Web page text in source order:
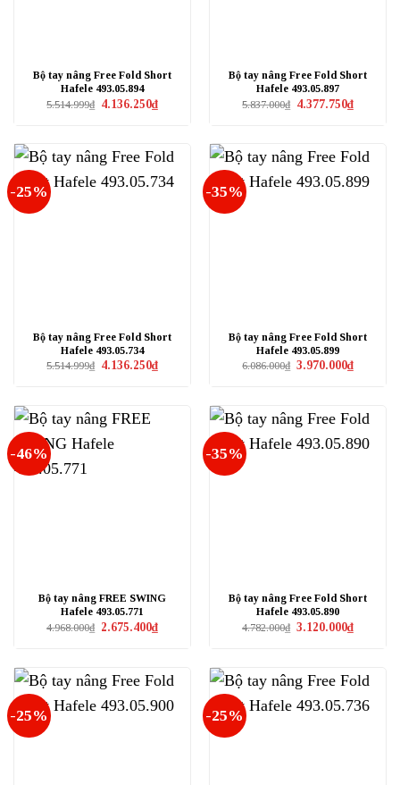
Bộ tay nâng Free Fold Short
Hafele 493.05.894
5.514.999₫ Giá
4.136.250₫Giá
hiện
Bộ tay nâng Free Fold Short
Hafele 493.05.897
5.837.000₫ Giá
4.377.750₫Giá
hiện
-25%
Bộ tay nâng Free Fold Short
Hafele 493.05.734
5.514.999₫ Giá
4.136.250₫Giá
hiện
-35%
Bộ tay nâng Free Fold Short
Hafele 493.05.899
6.086.000₫ Giá
3.970.000₫Giá
hiện
-46%
Bộ tay nâng FREE SWING
Hafele 493.05.771
4.968.000₫ Giá
2.675.400₫Giá
hiện
-35%
Bộ tay nâng Free Fold Short
Hafele 493.05.890
4.782.000₫ Giá
3.120.000₫Giá
hiện
-25% -25%